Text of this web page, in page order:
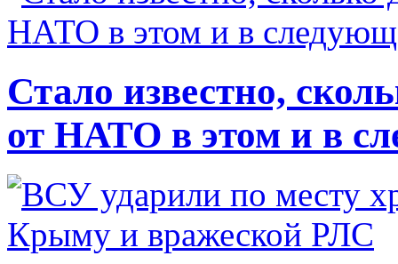
Стало известно,
от НАТО в этом и в